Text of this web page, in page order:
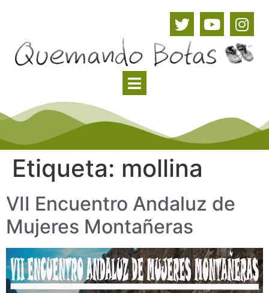
Etiqueta: mollina
VII Encuentro Andaluz de
Mujeres Montañeras